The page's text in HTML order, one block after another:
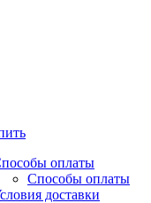
оплаты
Способы оплаты
доставки